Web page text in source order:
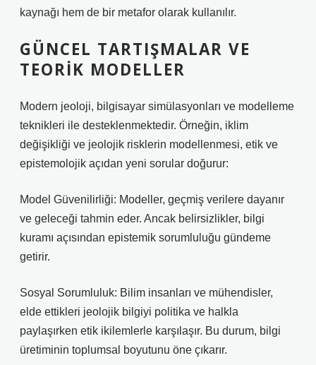
kaynağı hem de bir metafor olarak kullanılır.
GÜNCEL TARTIŞMALAR VE
TEORIK MODELLER
Modern jeoloji, bilgisayar simülasyonları ve modelleme
teknikleri ile desteklenmektedir. Örneğin, iklim
değişikliği ve jeolojik risklerin modellenmesi, etik ve
epistemolojik açıdan yeni sorular doğurur:
Model Güvenilirliği: Modeller, geçmiş verilere dayanır
ve geleceği tahmin eder. Ancak belirsizlikler, bilgi
kuramı açısından epistemik sorumluluğu gündeme
getirir.
Sosyal Sorumluluk: Bilim insanları ve mühendisler,
elde ettikleri jeolojik bilgiyi politika ve halkla
paylaşırken etik ikilemlerle karşılaşır. Bu durum, bilgi
üretiminin toplumsal boyutunu öne çıkarır.